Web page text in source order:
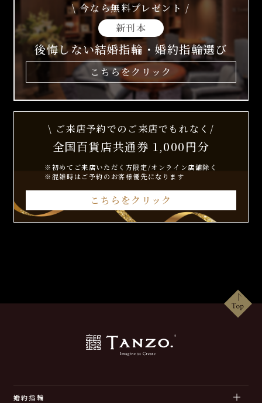
\ 今なら無料プレゼント /
新刊本
後悔しない結婚指輪・婚約指輪選び
こちらをクリック
\ ご来店予約でのご来店でもれなく/
全国百貨店共通券 1,000円分
※初めてご来店いただく方限定/オンライン店舗除く
※混雑時はご予約のお客様優先になります
こちらをクリック
婚約指輪